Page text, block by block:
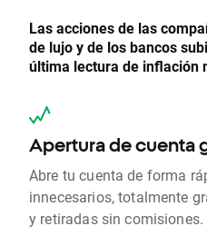
Las acciones de las
de lujo y de los bancos
última lectura de inflación
Apertura de cuenta
Abre tu cuenta de forma
innecesarios, totalmente
y retiradas sin comisiones.